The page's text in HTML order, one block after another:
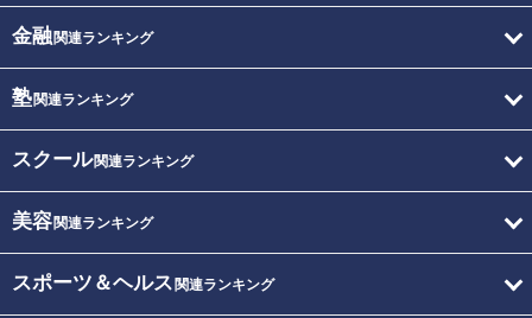
金融関連ランキング
塾関連ランキング
スクール関連ランキング
美容関連ランキング
スポーツ＆ヘルス 関連ランキング